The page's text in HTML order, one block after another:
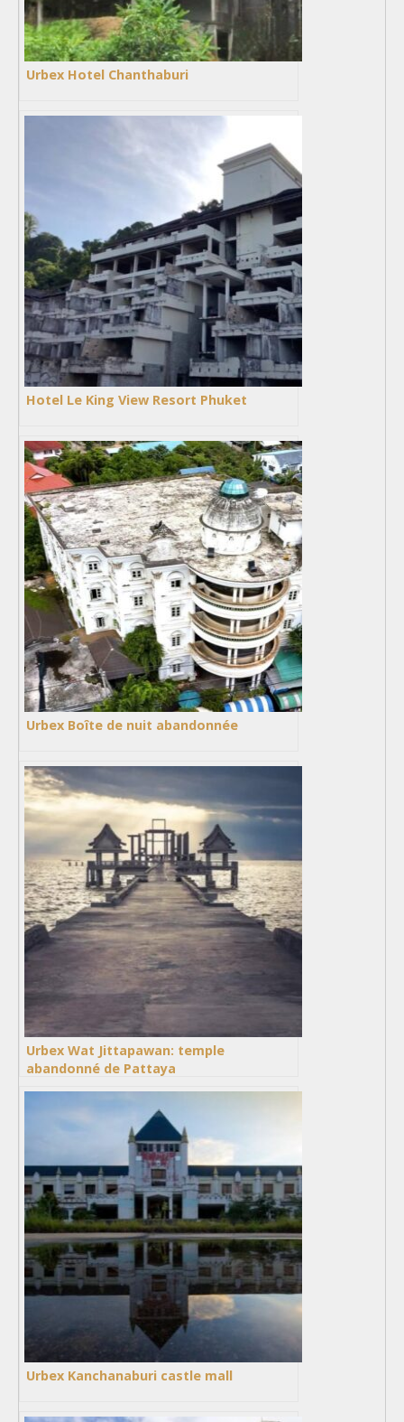
Urbex Hotel Chanthaburi
Hotel Le King View Resort Phuket
Urbex Boîte de nuit abandonnée
Urbex Wat Jittapawan: temple
abandonné de Pattaya
Urbex Kanchanaburi castle mall